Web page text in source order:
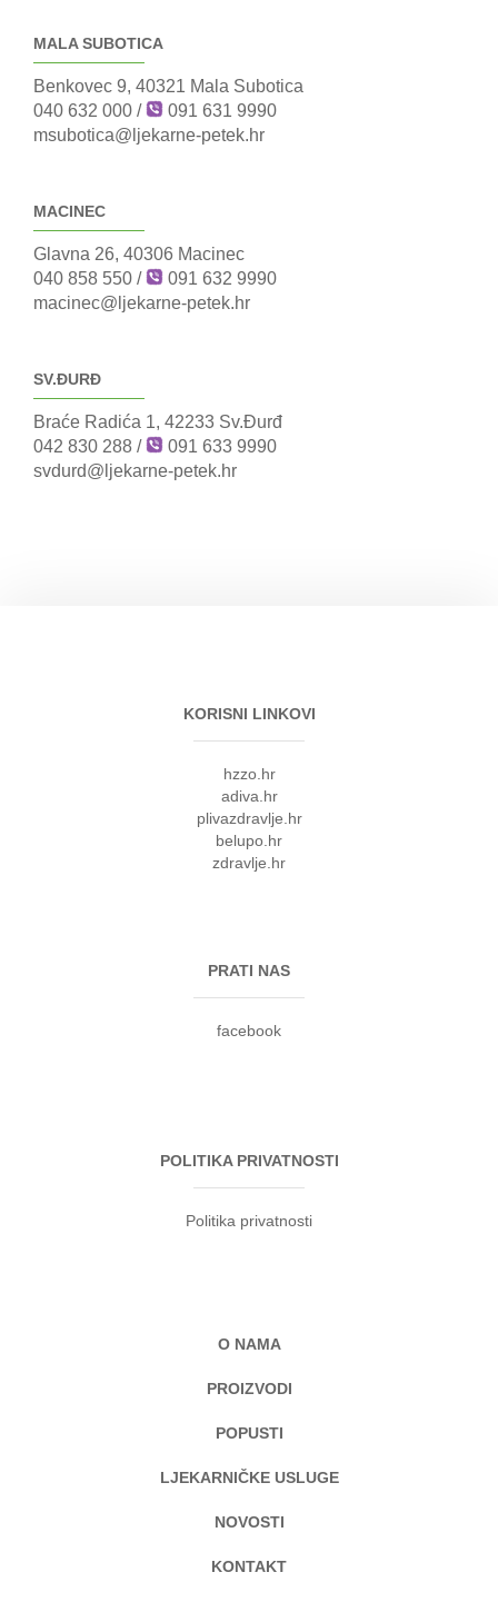
MALA SUBOTICA
Benkovec 9, 40321 Mala Subotica
040 632 000 /
091 631 9990
msubotica@ljekarne-petek.hr
MACINEC
Glavna 26, 40306 Macinec
040 858 550 /
091 632 9990
macinec@ljekarne-petek.hr
SV.ĐURĐ
Braće Radića 1, 42233 Sv.Đurđ
042 830 288 /
091 633 9990
svdurd@ljekarne-petek.hr
KORISNI LINKOVI
hzzo.hr
adiva.hr
plivazdravlje.hr
belupo.hr
zdravlje.hr
PRATI NAS
facebook
POLITIKA PRIVATNOSTI
Politika privatnosti
O NAMA
PROIZVODI
POPUSTI
LJEKARNIČKE USLUGE
NOVOSTI
KONTAKT